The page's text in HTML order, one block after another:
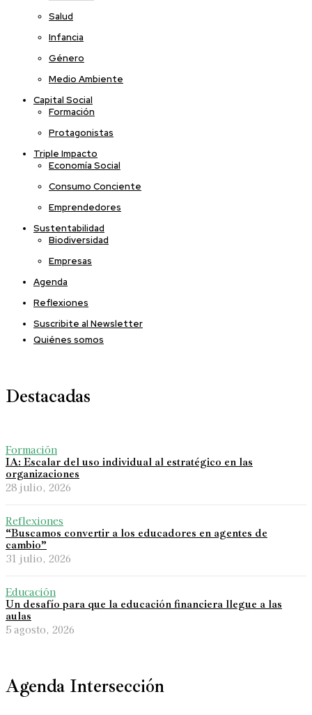
Salud
Infancia
Género
Medio Ambiente
Capital Social
Formación
Protagonistas
Triple Impacto
Economía Social
Consumo Conciente
Emprendedores
Sustentabilidad
Biodiversidad
Empresas
Agenda
Reflexiones
Suscribite al Newsletter
Quiénes somos
Destacadas
Formación
IA: Escalar del uso individual al estratégico en las
organizaciones
28 julio, 2026
Reflexiones
“Buscamos convertir a los educadores en agentes de
cambio”
31 julio, 2026
Educación
Un desafío para que la educación financiera llegue a las
aulas
5 agosto, 2026
Agenda Intersección